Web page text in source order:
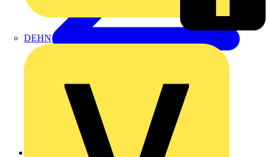
DEHN